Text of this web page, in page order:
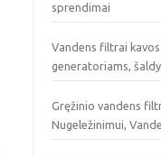
sprendimai
Vandens filtrai
generatoriams,
Gręžinio vandens
Nugeležinimui,